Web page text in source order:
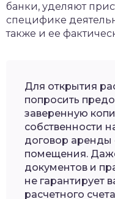
банки, уделяют
специфике
также и ее
Для открытия
попросить
заверенную
собственности
договор аренды
помещения.
документов и
не гарантирует
расчетного